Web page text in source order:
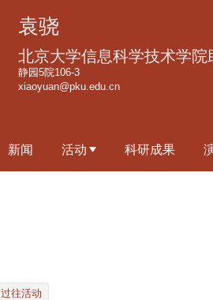
到
要
内
袁骁
北京大学信息科学技术学院
静园5院106-3
xiaoyuan@pku.edu.cn
新闻 活动 科研成果
过往活动